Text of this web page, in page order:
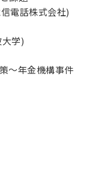
電話株式会社)
学)
〜年金機構事件